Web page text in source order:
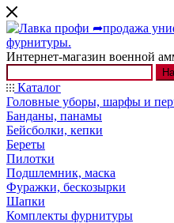
Интернет-магазин военной
Каталог
Головные уборы, шарфы и
Банданы, панамы
Бейсболки, кепки
Береты
Пилотки
Подшлемник, маска
Фуражки, бескозырки
Шапки
Комплекты фурнитуры